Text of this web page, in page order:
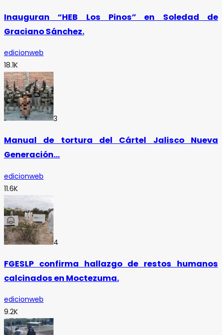
Inauguran “HEB Los Pinos” en Soledad de
Graciano Sánchez.
edicionweb
18.1K
3
Manual de tortura del Cártel Jalisco Nueva
Generación…
edicionweb
11.6K
4
FGESLP confirma hallazgo de restos humanos
calcinados en Moctezuma.
edicionweb
9.2K